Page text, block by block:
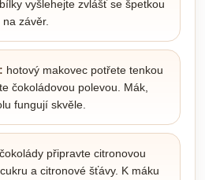
vyšlehejte zvlášť se špetkou
závěr.
hotový makovec potřete tenkou
čokoládovou polevou. Mák,
fungují skvěle.
připravte citronovou
a citronové šťávy. K máku